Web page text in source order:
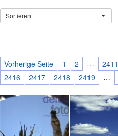
Sortieren
Vorherige Seite 1 2 … 2411
2416
2417 2418 2419 …